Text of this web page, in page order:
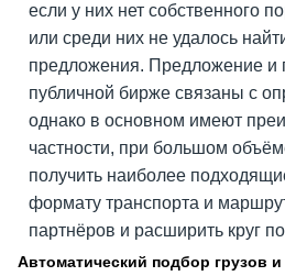
если у них нет собственного
или среди них не удалось
предложения. Предложение и
публичной бирже связаны с
однако в основном имеют
частности, при большом
получить наиболее
формату транспорта и
партнёров и расширить круг
Автоматический подбор грузов и